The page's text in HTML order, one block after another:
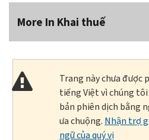
More In Khai thuế
Trang này chưa được
tiếng Việt vì chúng
bản phiên dịch bằng
ưa chuộng. Nhận trợ
ngữ của quý vị